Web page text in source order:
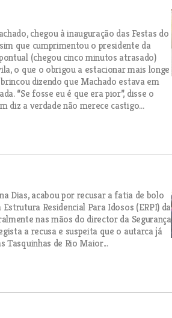
chegou à inauguração das Festas do
que cumprimentou o presidente da
(chegou cinco minutos atrasado)
o que o obrigou a estacionar mais longe
dizendo que Machado estava em
“Se fosse eu é que era pior”, disse o
diz a verdade não merece castigo...
Dias, acabou por recusar a fatia de bolo
Residencial Para Idosos (ERPI) da
nas mãos do director da Segurança
a recusa e suspeita que o autarca já
Tasquinhas de Rio Maior...